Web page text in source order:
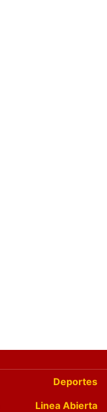
Deportes
Linea Abierta